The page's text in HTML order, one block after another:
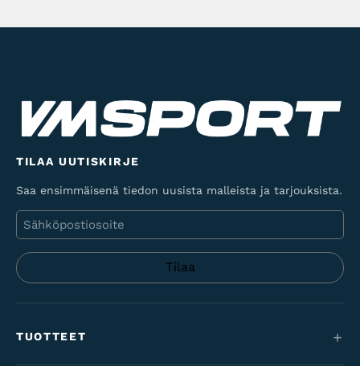
TILAA UUTISKIRJE
Saa ensimmäisenä tiedon uusista malleista ja tarjouksista.
Sähköposti
TUOTTEET